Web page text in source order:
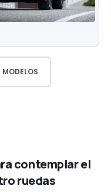
MODELOS
contemplar el
ruedas